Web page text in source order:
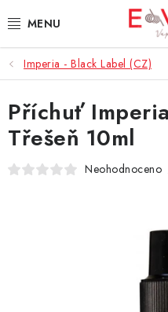
na
3D TISK
TIPY ZA DOBROU CENU
AROMATA A PŘÍCHUTĚ
Imperia - Black Label (CZ)
Příchuť
Třešeň 10ml
Neohodnoceno